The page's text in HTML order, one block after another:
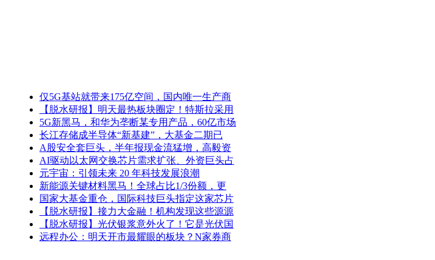
仅5G基站就带来175亿空间，国内唯一生产商
【脱水研报】明天最热板块圈定！特斯拉采用
5G新黑马，和华为垄断某专用产品，60亿市场
长江存储成半导体“新基建”，大基金二期已
A股安全套巨头，半年报现金流猛增，高毅资
AI驱动以太网交换芯片需求扩张、外资巨头占
元宇宙：引领未来 20 年科技发展浪潮
新能源关键材料黑马！全球占比1/3份额，更
国家大基金重仓，国际科技巨头指定这家芯片
【脱水研报】接力大金融！机构发现这些源源
【脱水研报】光伏银浆意外火了！它是光伏国
远程办公：明天开市最耀眼的板块？N家券商